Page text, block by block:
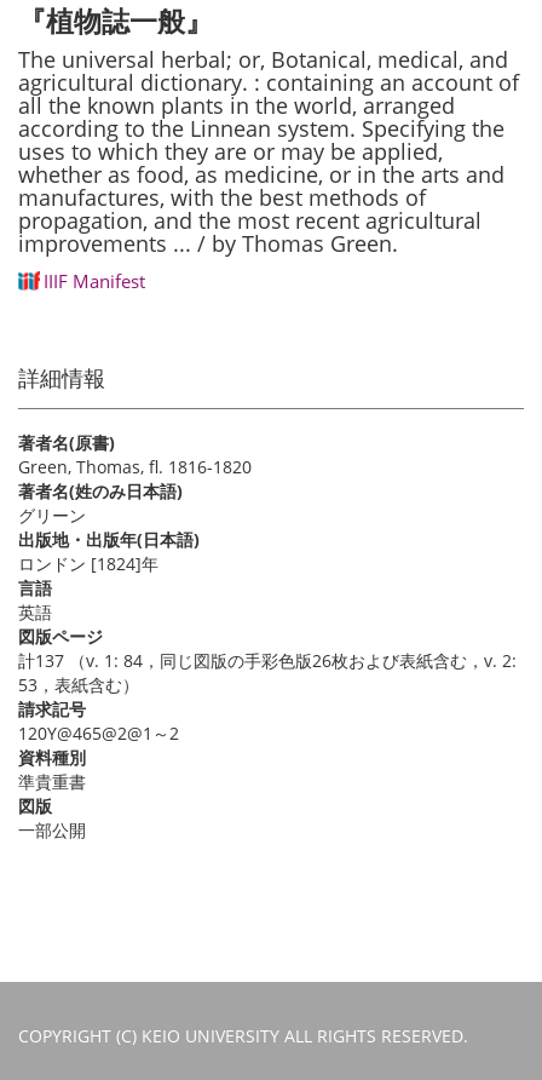
ペ
ー
ジ
ジ
『植物誌一般』
The universal herbal; or, Botanical, medical, and
agricultural dictionary. : containing an account of
all the known plants in the world, arranged
according to the Linnean system. Specifying the
uses to which they are or may be applied,
whether as food, as medicine, or in the arts and
manufactures, with the best methods of
propagation, and the most recent agricultural
improvements ... / by Thomas Green.
IIIF Manifest
詳細情報
著者名(原書)
Green, Thomas, fl. 1816-1820
著者名(姓のみ日本語)
グリーン
出版地・出版年(日本語)
ロンドン [1824]年
言語
英語
図版ページ
計137 （v. 1: 84，同じ図版の手彩色版26枚および表紙含む，v. 2:
53，表紙含む）
請求記号
120Y@465@2@1～2
資料種別
準貴重書
図版
一部公開
COPYRIGHT (C) KEIO UNIVERSITY ALL RIGHTS RESERVED.